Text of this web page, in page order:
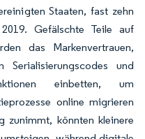
Staaten, fast zehn
Gefälschte Teile auf
das Markenvertrauen,
Serialisierungscodes und
einbetten, um
online migrieren
zunimmt, könnten kleinere